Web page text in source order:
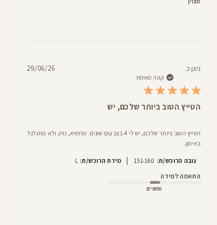
ניצן כ.
קונה מאומת
הטייץ הטוב ביותר שלכם, יש
הטייץ הטוב ביותר שלכם, יש לי 4 בצבעים שונים. מחמיא, נוח, ולא מתגלגל
באימון.
גובה הרוכש/ת: 151-160 מידת הרוכש/ת: L
התאמה למידה
מתאים
29/06/26